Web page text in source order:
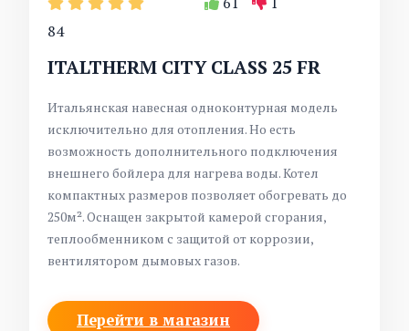
84
ITALTHERM CITY CLASS 25 FR
Итальянская навесная одноконтурная модель
исключительно для отопления. Но есть
возможность дополнительного подключения
внешнего бойлера для нагрева воды. Котел
компактных размеров позволяет обогревать до
250м². Оснащен закрытой камерой сгорания,
теплообменником с защитой от коррозии,
вентилятором дымовых газов.
Перейти в магазин